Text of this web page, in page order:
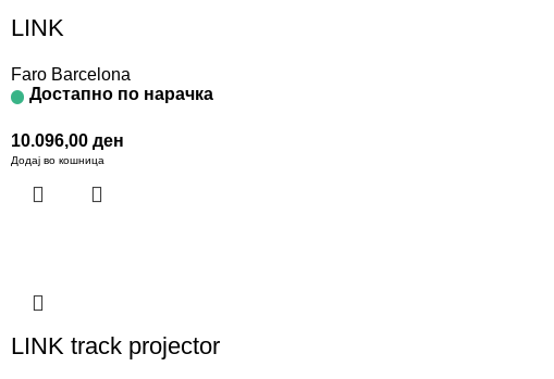
LINK
Faro Barcelona
Достапно по нарачка
10.096,00 ден
Додај во кошница
LINK track projector